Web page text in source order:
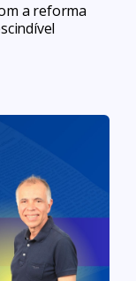
a reforma